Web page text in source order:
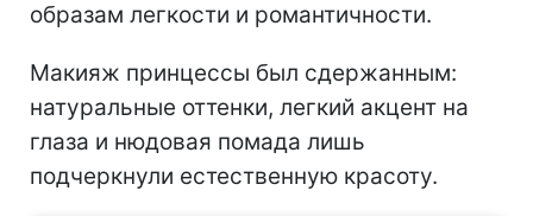
образам легкости и романтичности.
Макияж принцессы был сдержанным:
натуральные оттенки, легкий акцент на
глаза и нюдовая помада лишь
подчеркнули естественную красоту.